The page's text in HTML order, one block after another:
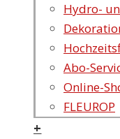
Hydro-
Abo-
Online-
FLEUROP
+